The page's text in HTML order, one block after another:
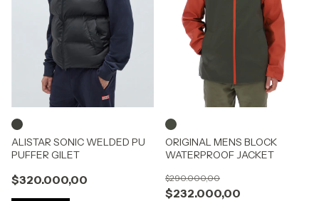
ALISTAR SONIC WELDED PU
PUFFER GILET
$320.000,00
ORIGINAL MENS BLOCK
WATERPROOF JACKET
$232.000,00
$290.000,00